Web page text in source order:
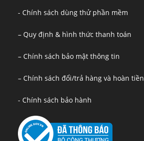
- Chính sách dùng thử phần mềm
– Quy định & hình thức thanh toán
– Chính sách bảo mật thông tin
– Chính sách đổi/trả hàng và hoàn tiền
- Chính sách bảo hành